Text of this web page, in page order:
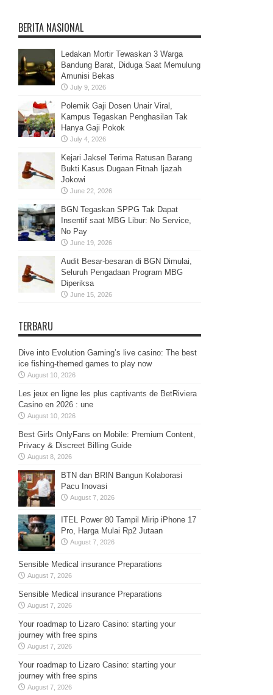
BERITA NASIONAL
Ledakan Mortir Tewaskan 3 Warga
Bandung Barat, Diduga Saat Memulung
Amunisi Bekas
July 9, 2026
Polemik Gaji Dosen Unair Viral,
Kampus Tegaskan Penghasilan Tak
Hanya Gaji Pokok
July 4, 2026
Kejari Jaksel Terima Ratusan Barang
Bukti Kasus Dugaan Fitnah Ijazah
Jokowi
June 22, 2026
BGN Tegaskan SPPG Tak Dapat
Insentif saat MBG Libur: No Service,
No Pay
June 19, 2026
Audit Besar-besaran di BGN Dimulai,
Seluruh Pengadaan Program MBG
Diperiksa
June 15, 2026
TERBARU
Dive into Evolution Gaming’s live casino: The best
ice fishing-themed games to play now
August 10, 2026
Les jeux en ligne les plus captivants de BetRiviera
Casino en 2026 : une
August 10, 2026
Best Girls OnlyFans on Mobile: Premium Content,
Privacy & Discreet Billing Guide
August 8, 2026
BTN dan BRIN Bangun Kolaborasi
Pacu Inovasi
August 7, 2026
ITEL Power 80 Tampil Mirip iPhone 17
Pro, Harga Mulai Rp2 Jutaan
August 7, 2026
Sensible Medical insurance Preparations
August 7, 2026
Sensible Medical insurance Preparations
August 7, 2026
Your roadmap to Lizaro Casino: starting your
journey with free spins
August 7, 2026
Your roadmap to Lizaro Casino: starting your
journey with free spins
August 7, 2026